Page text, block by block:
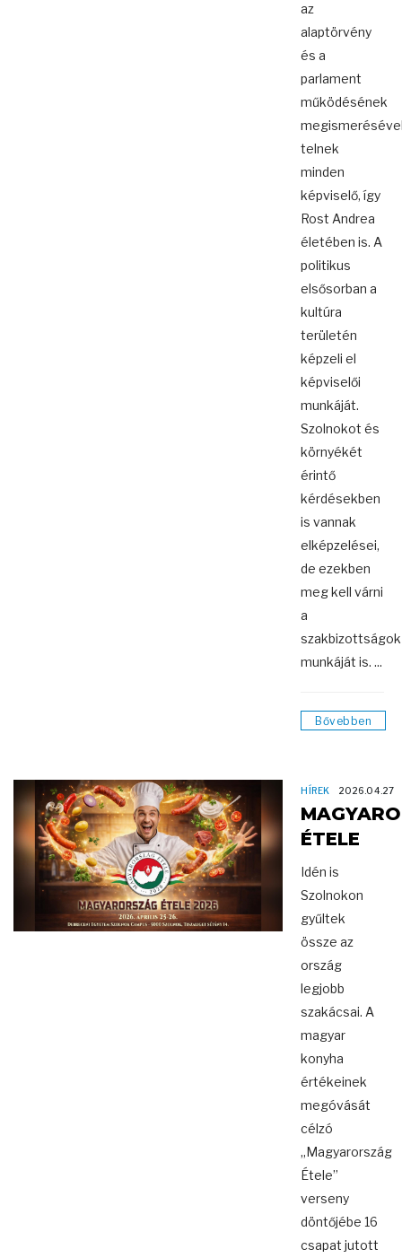
az
alaptörvény
és a
parlament
működésének
telnek
minden
képviselő, így
Rost Andrea
életében is. A
politikus
elsősorban a
kultúra
területén
képzeli el
képviselői
munkáját.
Szolnokot és
környékét
érintő
kérdésekben
is vannak
elképzelései,
de ezekben
meg kell várni
a
szakbizottságok
munkáját is. ...
Bővebben
HÍREK 2026.04.27
ÉTELE
Idén is
Szolnokon
gyűltek
össze az
ország
legjobb
szakácsai. A
magyar
konyha
értékeinek
megóvását
célzó
„Magyarország
Étele”
verseny
döntőjébe 16
csapat jutott